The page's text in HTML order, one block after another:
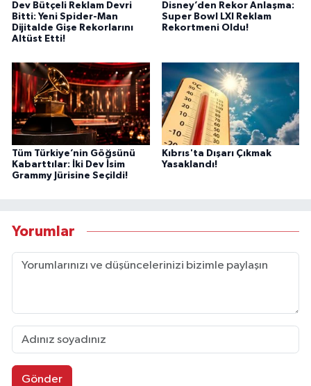
Dev Bütçeli Reklam Devri
Bitti: Yeni Spider-Man
Dijitalde Gişe Rekorlarını
Altüst Etti!
Disney’den Rekor Anlaşma:
Super Bowl LXI Reklam
Rekortmeni Oldu!
Tüm Türkiye’nin Göğsünü
Kabarttılar: İki Dev İsim
Grammy Jürisine Seçildi!
Kıbrıs'ta Dışarı Çıkmak
Yasaklandı!
Yorumlar
Gönder